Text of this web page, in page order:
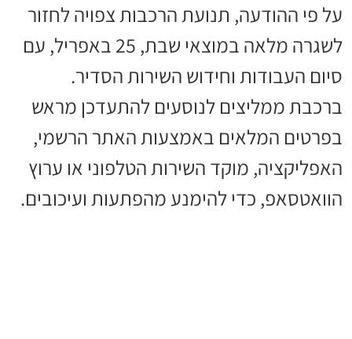
על פי ההודעה, תנועת הרכבות צפויה לחזור
לשגרה מלאה במוצאי שבת, 25 באפריל, עם
סיום העבודות וחידוש השירות הסדיר.
ברכבת ממליצים לנוסעים להתעדכן מראש
בפרטים המלאים באמצעות האתר הרשמי,
האפליקציה, מוקד השירות הטלפוני או ערוץ
הוואטסאפ, כדי להימנע מהפתעות ועיכובים.